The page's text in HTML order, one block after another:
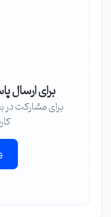
برای ارسال
برای مشارکت در